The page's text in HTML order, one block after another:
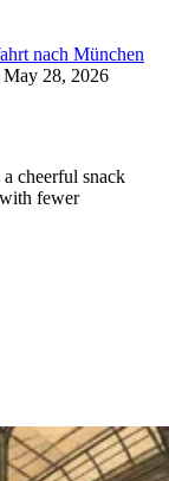
nach München
May 28, 2026
cheerful snack
fewer